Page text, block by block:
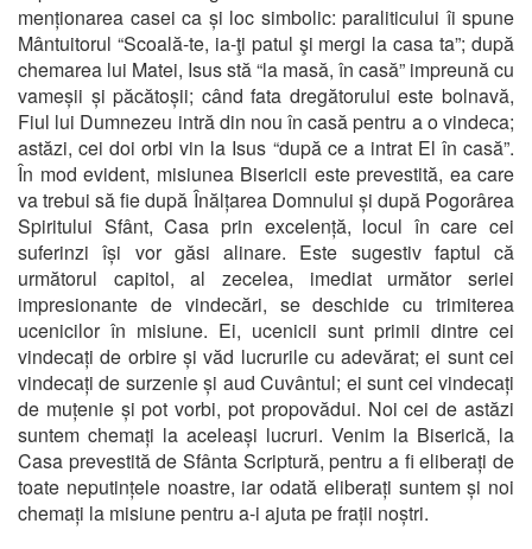
menționarea casei ca și loc simbolic: paraliticului îi spune
Mântuitorul “Scoală-te, ia-ţi patul şi mergi la casa ta”; după
chemarea lui Matei, Isus stă “la masă, în casă” impreună cu
vameșii și păcătoșii; când fata dregătorului este bolnavă,
Fiul lui Dumnezeu intră din nou în casă pentru a o vindeca;
astăzi, cei doi orbi vin la Isus “după ce a intrat El în casă”.
În mod evident, misiunea Bisericii este prevestită, ea care
va trebui să fie după Înălțarea Domnului și după Pogorârea
Spiritului Sfânt, Casa prin excelență, locul în care cei
suferinzi își vor găsi alinare. Este sugestiv faptul că
următorul capitol, al zecelea, imediat următor seriei
impresionante de vindecări, se deschide cu trimiterea
ucenicilor în misiune. Ei, ucenicii sunt primii dintre cei
vindecați de orbire și văd lucrurile cu adevărat; ei sunt cei
vindecați de surzenie și aud Cuvântul; ei sunt cei vindecați
de muțenie și pot vorbi, pot propovădui. Noi cei de astăzi
suntem chemați la aceleași lucruri. Venim la Biserică, la
Casa prevestită de Sfânta Scriptură, pentru a fi eliberați de
toate neputințele noastre, iar odată eliberați suntem și noi
chemați la misiune pentru a-i ajuta pe frații noștri.